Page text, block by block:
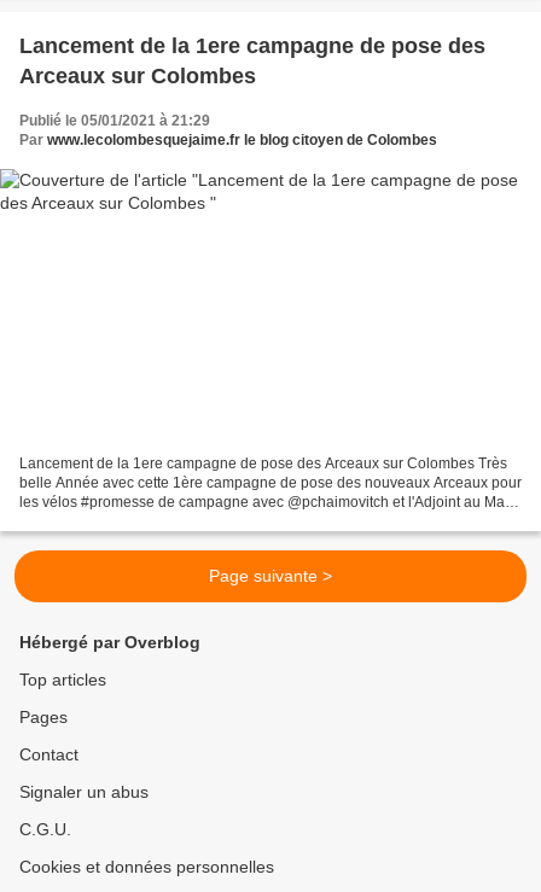
Lancement de la 1ere campagne de pose des
Arceaux sur Colombes
Publié le 05/01/2021 à 21:29
Par www.lecolombesquejaime.fr le blog citoyen de Colombes
Lancement de la 1ere campagne de pose des Arceaux sur Colombes Très
belle Année avec cette 1ère campagne de pose des nouveaux Arceaux pour
les vélos #promesse de campagne avec @pchaimovitch et l'Adjoint au Maire
Page suivante >
Hébergé par Overblog
Top articles
Pages
Contact
Signaler un abus
C.G.U.
Cookies et données personnelles